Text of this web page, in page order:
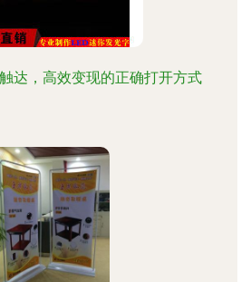
达，高效变现的正确打开方式